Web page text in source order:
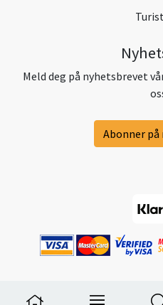
Meld deg på nyhetsbrevet
Abonner